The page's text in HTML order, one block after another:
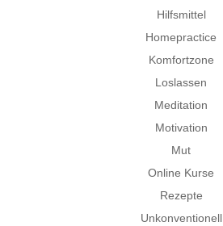
Hilfsmittel
Homepractice
Komfortzone
Loslassen
Meditation
Motivation
Mut
Online Kurse
Rezepte
Unkonventionell